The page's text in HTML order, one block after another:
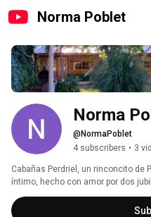
Norma Poblet
Norma
@NormaPoblet
4 subscribers • 3
Cabañas Perdriel, un rinconcito de
íntimo, hecho con amor por dos
ofrecer a las familias un lugar
recorridos por las bellezas